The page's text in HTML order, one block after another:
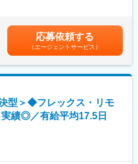
、ヒアリング
積もり、受注、施工の手配、納入
快適で質の高い音環境をかなえる
う、工場の騒音問題を解決したい
：年2回（6月・12月）※約2.5ヶ月
くまでも目安の金額であり、選考
ます。月給(月額)は固定手当を含め
応募依頼する
（エージェントサービス）
型＞◆フレックス・リモ
績◎／有給平均17.5日